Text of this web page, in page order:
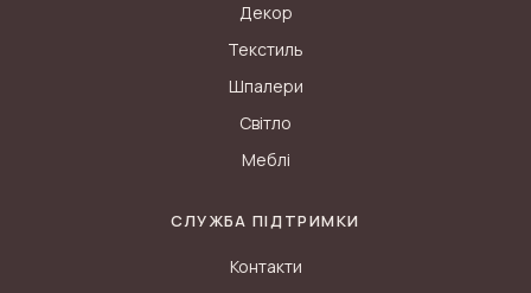
Декор
Текстиль
Шпалери
Світло
Меблі
СЛУЖБА ПІДТРИМКИ
Контакти